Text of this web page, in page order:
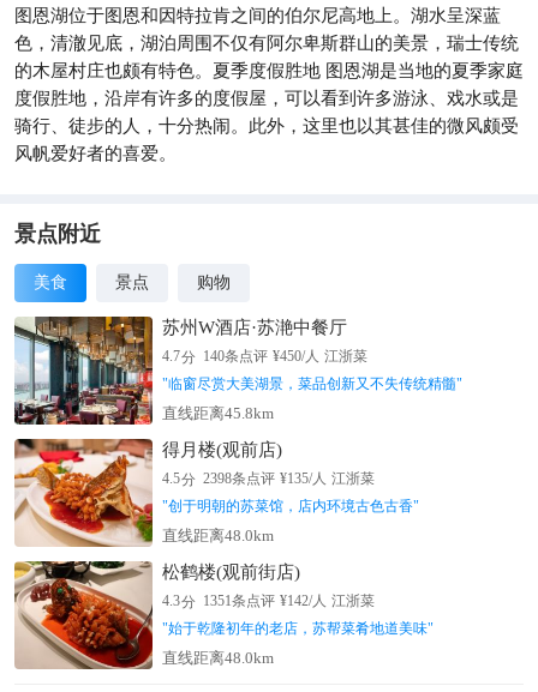
图恩湖位于图恩和因特拉肯之间的伯尔尼高地上。湖水呈深蓝
色，清澈见底，湖泊周围不仅有阿尔卑斯群山的美景，瑞士传统
的木屋村庄也颇有特色。夏季度假胜地 图恩湖是当地的夏季家庭
度假胜地，沿岸有许多的度假屋，可以看到许多游泳、戏水或是
骑行、徒步的人，十分热闹。此外，这里也以其甚佳的微风颇受
风帆爱好者的喜爱。
景点附近
美食 景点 购物
苏州W酒店·苏滟中餐厅
4.7分 140条点评 ¥450/人 江浙菜
"临窗尽赏大美湖景，菜品创新又不失传统精髓"
直线距离45.8km
得月楼(观前店)
4.5分 2398条点评 ¥135/人 江浙菜
"创于明朝的苏菜馆，店内环境古色古香"
直线距离48.0km
松鹤楼(观前街店)
4.3分 1351条点评 ¥142/人 江浙菜
"始于乾隆初年的老店，苏帮菜肴地道美味"
直线距离48.0km